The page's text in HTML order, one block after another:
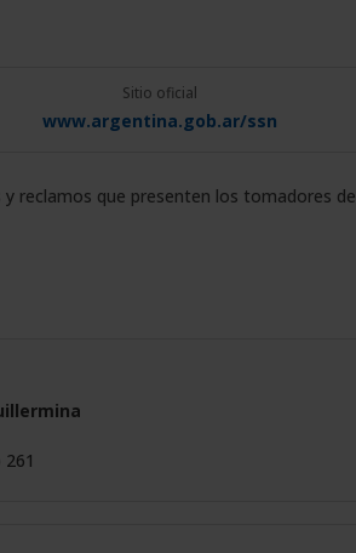
Sitio oficial
www.argentina.gob.ar/ssn
reclamos que presenten los tomadores de